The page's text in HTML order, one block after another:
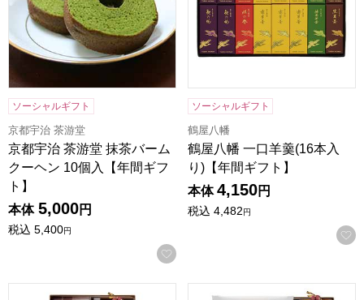
ソーシャルギフト
京都宇治 茶游堂
京都宇治 茶游堂 抹茶バーム
クーヘン 10個入【年間ギフ
ト】
本体 5,000円
税込 5,400円
お気に入りに登録する
ソーシャルギフト
鶴屋八幡
鶴屋八幡 一口羊羹(16本入
り)【年間ギフト】
本体 4,150円
税込 4,482円
鶴屋八幡 和菓子詰合せ(百楽(粒)×3(こし)×2 さつま大納言×5)
鶴屋八幡 和菓子詰合せ(舞鶴